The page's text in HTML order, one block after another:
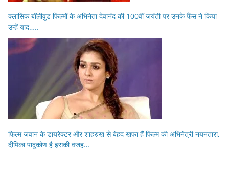
क्लासिक बॉलीवुड फिल्मों के अभिनेता देवानंद की 100वीं जयंती पर उनके फैंस ने किया
उन्हें याद…..
फिल्म जवान के डायरेक्टर और शाहरुख से बेहद खफा हैं फिल्म की अभिनेत्री नयनतारा,
दीपिका पादुकोण है इसकी वजह…